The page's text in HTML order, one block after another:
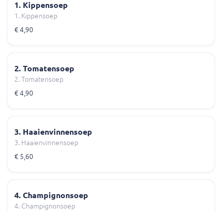
1. Kippensoep
1. Kippensoep
€ 4,90
2. Tomatensoep
2. Tomatensoep
€ 4,90
3. Haaienvinnensoep
3. Haaienvinnensoep
€ 5,60
4. Champignonsoep
4. Champignonsoep